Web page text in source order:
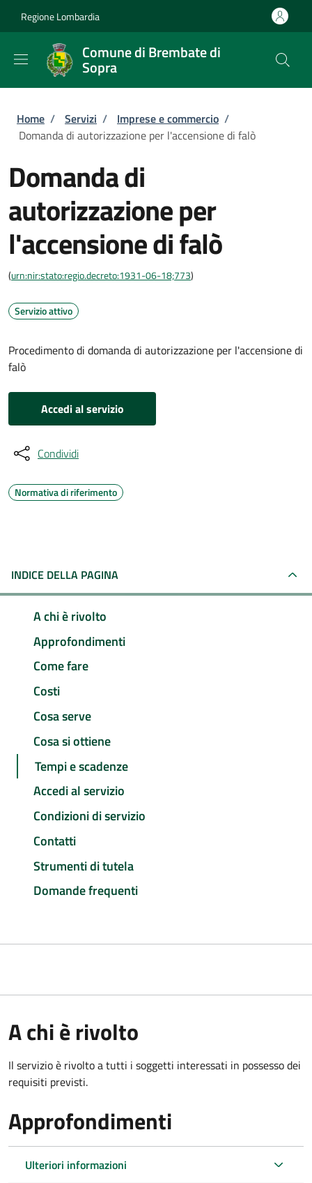
Regione Lombardia
Comune di Brembate di
Sopra
Briciole di pane
Home / Servizi / Imprese e commercio /
Domanda di autorizzazione per l'accensione di falò
Domanda di
autorizzazione per
l'accensione di falò
(urn:nir:stato:regio.decreto:1931-06-18;773)
Servizio attivo
Procedimento di domanda di autorizzazione per l'accensione di
falò
Accedi al servizio
Condividi
Normativa di riferimento
INDICE DELLA PAGINA
A chi è rivolto
Approfondimenti
Come fare
Costi
Cosa serve
Cosa si ottiene
Tempi e scadenze
Accedi al servizio
Condizioni di servizio
Contatti
Strumenti di tutela
Domande frequenti
A chi è rivolto
Il servizio è rivolto a tutti i soggetti interessati in possesso dei
requisiti previsti.
Approfondimenti
Ulteriori informazioni